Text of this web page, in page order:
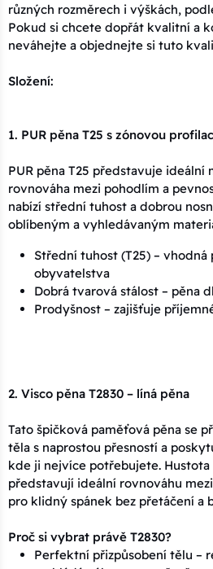
různých rozměrech i výškách,
Pokud si chcete dopřát kvalitní a
neváhejte a objednejte si tuto
Složení:
1. PUR pěna T25 s zónovou
PUR pěna T25 představuje
rovnováha mezi pohodlím a
nabízí střední tuhost a dobrou
oblíbeným a vyhledávaným
Střední tuhost (T25) –
obyvatelstva
Dobrá tvarová stálost – pěna
Prodyšnost – zajišťuje
2. Visco pěna T2830 – líná pěna
Tato špičková paměťová pěna se
těla s naprostou přesností a
kde ji nejvíce potřebujete.
představují ideální rovnováhu
pro klidný spánek bez přetáčení a
Proč si vybrat právě T2830?
Perfektní přizpůsobení tělu –